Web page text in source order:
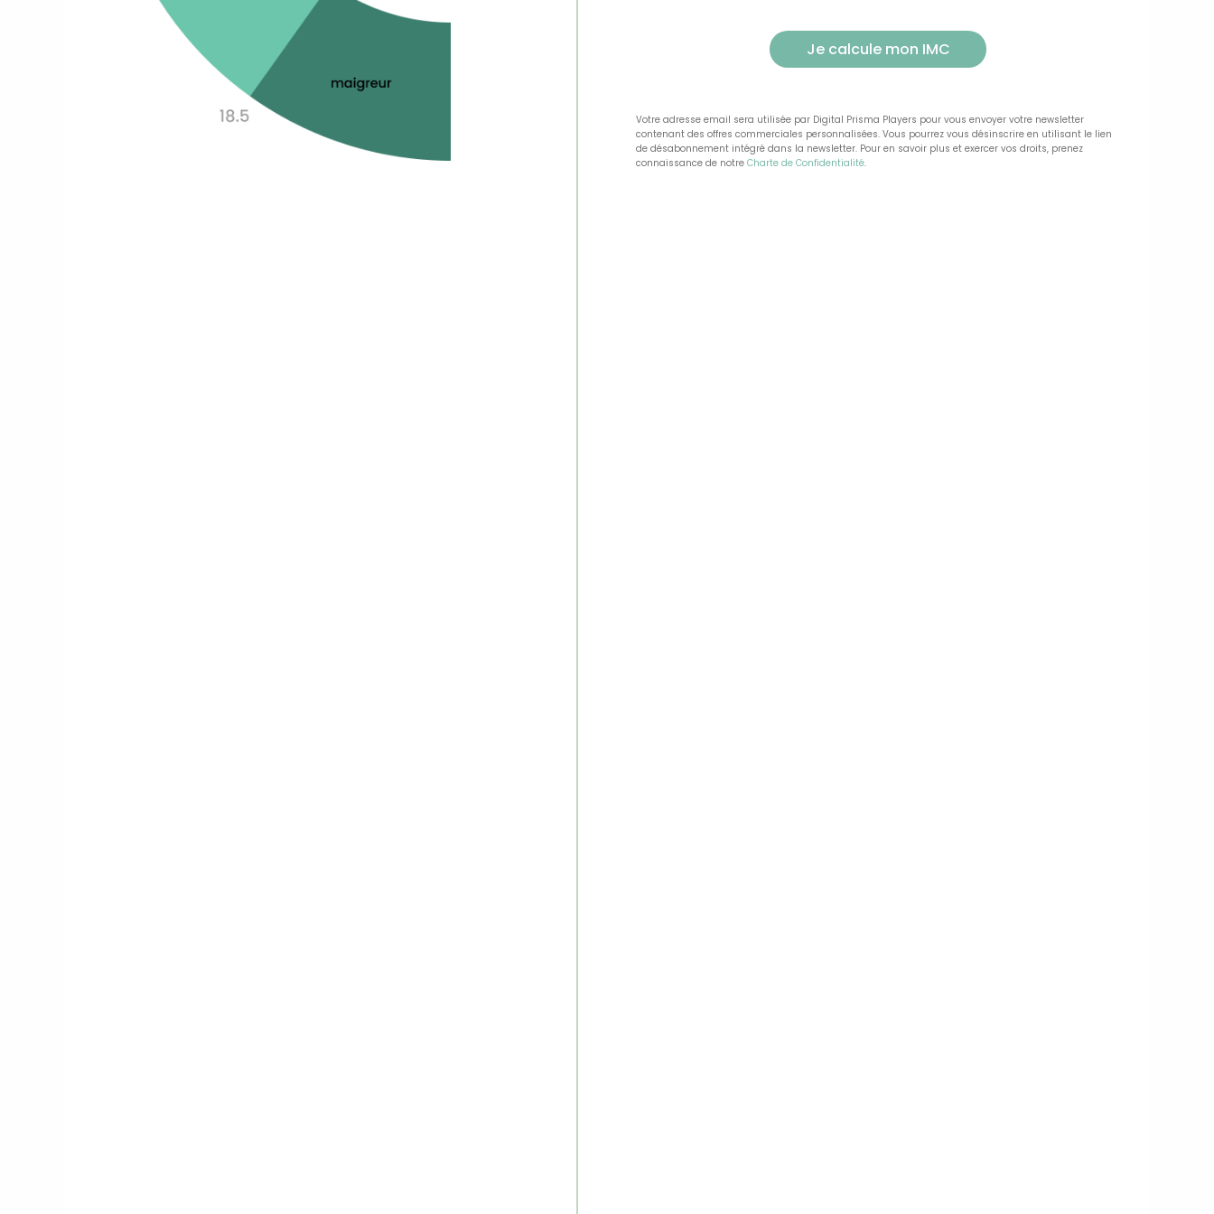
Votre adresse email sera utilisée par Digital Prisma Players pour vous envoyer votre newsletter
contenant des offres commerciales personnalisées. Vous pourrez vous désinscrire en utilisant le lien
de désabonnement intégré dans la newsletter. Pour en savoir plus et exercer vos droits, prenez
connaissance de notre Charte de Confidentialité.